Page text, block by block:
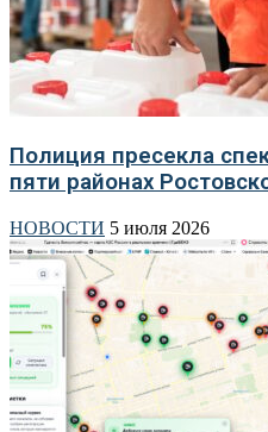
Полиция пресекла
пяти районах
НОВОСТИ 5 июля 2026